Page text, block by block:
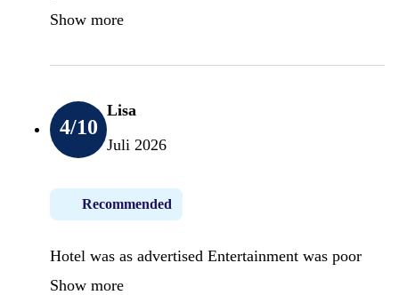
Show more
4/10
Lisa
Juli 2026
Recommended
Hotel was as advertised Entertainment was poor
Show more